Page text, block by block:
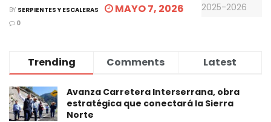
BY SERPIENTES Y ESCALERAS MAYO 7, 2026
0
Trending Comments Latest
Avanza Carretera Interserrana, obra
estratégica que conectará la Sierra
Norte